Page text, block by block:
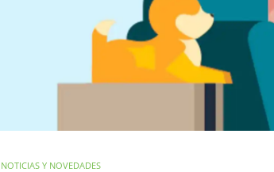
NOTICIAS Y NOVEDADES